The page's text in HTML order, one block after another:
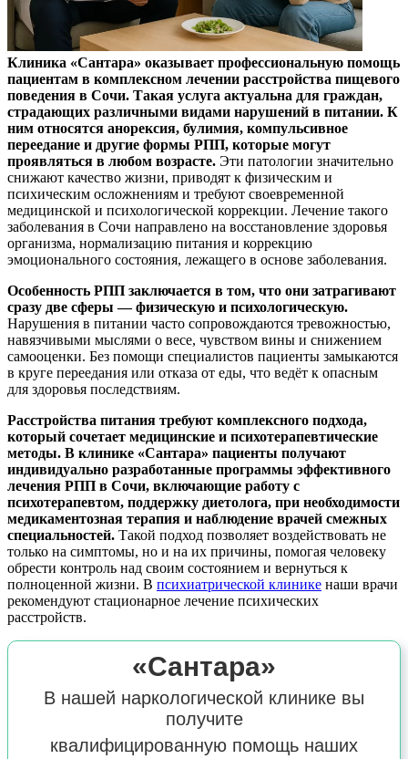
Клиника «Сантара» оказывает профессиональную помощь
пациентам в комплексном лечении расстройства пищевого
поведения в Сочи. Такая услуга актуальна для граждан,
страдающих различными видами нарушений в питании. К
ним относятся анорексия, булимия, компульсивное
переедание и другие формы РПП, которые могут
проявляться в любом возрасте. Эти патологии значительно
снижают качество жизни, приводят к физическим и
психическим осложнениям и требуют своевременной
медицинской и психологической коррекции. Лечение такого
заболевания в Сочи направлено на восстановление здоровья
организма, нормализацию питания и коррекцию
эмоционального состояния, лежащего в основе заболевания.
Особенность РПП заключается в том, что они затрагивают
сразу две сферы — физическую и психологическую.
Нарушения в питании часто сопровождаются тревожностью,
навязчивыми мыслями о весе, чувством вины и снижением
самооценки. Без помощи специалистов пациенты замыкаются
в круге переедания или отказа от еды, что ведёт к опасным
для здоровья последствиям.
Расстройства питания требуют комплексного подхода,
который сочетает медицинские и психотерапевтические
методы. В клинике «Сантара» пациенты получают
индивидуально разработанные программы эффективного
лечения РПП в Сочи, включающие работу с
психотерапевтом, поддержку диетолога, при необходимости
медикаментозная терапия и наблюдение врачей смежных
специальностей. Такой подход позволяет воздействовать не
только на симптомы, но и на их причины, помогая человеку
обрести контроль над своим состоянием и вернуться к
полноценной жизни. В психиатрической клинике наши врачи
рекомендуют стационарное лечение психических
расстройств.
«Сантара»
В нашей наркологической клинике вы
получите
квалифицированную помощь наших